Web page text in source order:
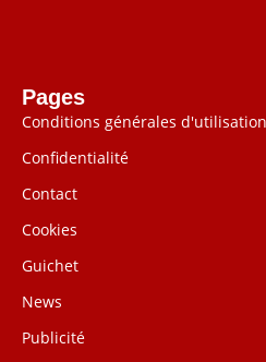
Pages
Conditions générales d'utilisation
Confidentialité
Contact
Cookies
Guichet
News
Publicité